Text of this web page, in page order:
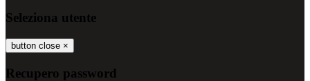
Seleziona utente
button close ×
Recupero password